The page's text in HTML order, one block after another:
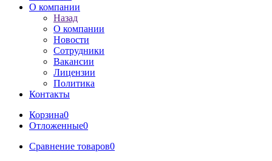
О компании
Назад
О компании
Новости
Сотрудники
Вакансии
Лицензии
Политика
Контакты
Корзина0
Отложенные0
Сравнение товаров0